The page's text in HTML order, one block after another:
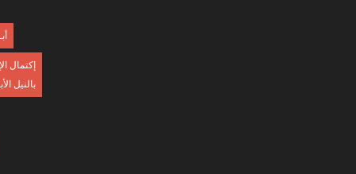
إكتمال
بالنيل